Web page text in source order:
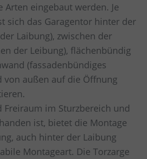
Arten eingebaut werden. Je
sich das Garagentor hinter der
Laibung), zwischen der
der Leibung), flächenbündig
(fassadenbündiges
von außen auf die Öffnung
Freiraum im Sturzbereich und
ist, bietet die Montage
auch hinter der Laibung
Montageart. Die Torzarge